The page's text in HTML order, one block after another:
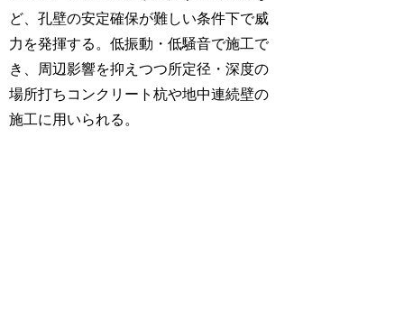
ど、孔壁の安定確保が難しい条件下で威
力を発揮する。低振動・低騒音で施工で
き、周辺影響を抑えつつ所定径・深度の
場所打ちコンクリート杭や地中連続壁の
施工に用いられる。